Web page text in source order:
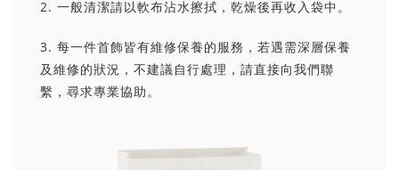
2. 一般清潔請以軟布沾水擦拭，乾燥後再收入袋中。
3. 每一件首飾皆有維修保養的服務，若遇需深層保養
及維修的狀況，不建議自行處理，請直接向我們聯
繫，尋求專業協助。